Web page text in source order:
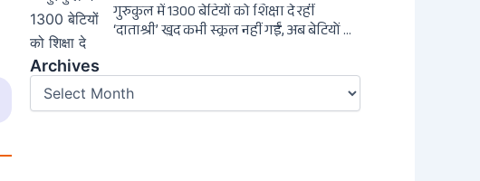
गुरुकुल में 1300 बेटियों को शिक्षा दे रहीं
‘दाताश्री’ खुद कभी स्कूल नहीं गईं, अब बेटियों को
Archives
Archives